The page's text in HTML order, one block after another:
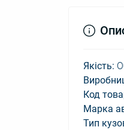
Якість:
Код
Марка
Тип